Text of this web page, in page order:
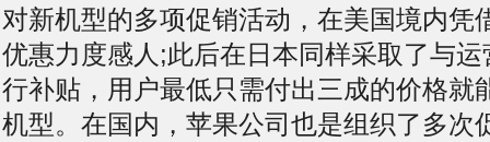
对新机型的多项促销活动，在美国境内凭
优惠力度感人;此后在日本同样采取了与
行补贴，用户最低只需付出三成的价格就
机型。在国内，苹果公司也是组织了多次